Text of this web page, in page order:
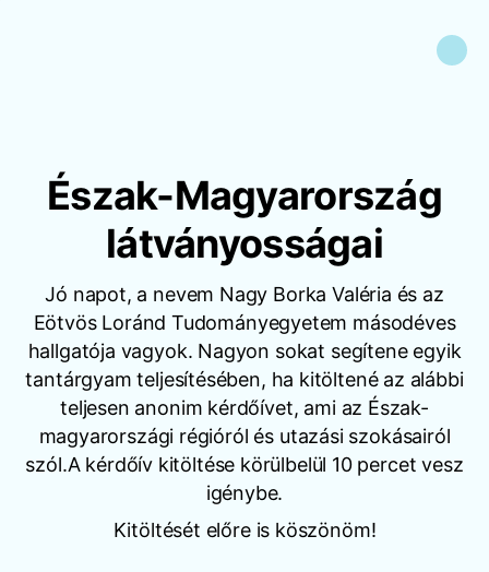
Észak-Magyarország
látványosságai
Jó napot, a nevem Nagy Borka Valéria és az
Eötvös Loránd Tudományegyetem másodéves
hallgatója vagyok. Nagyon sokat segítene egyik
tantárgyam teljesítésében, ha kitöltené az alábbi
teljesen anonim kérdőívet, ami az Észak-
magyarországi régióról és utazási szokásairól
szól.A kérdőív kitöltése körülbelül 10 percet vesz
igénybe.
Kitöltését előre is köszönöm!